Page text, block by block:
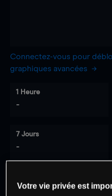
Connectez-vous pour
graphiques avancées
1 Heure
-
7 Jours
-
0% des clients ont
Votre vie privée est